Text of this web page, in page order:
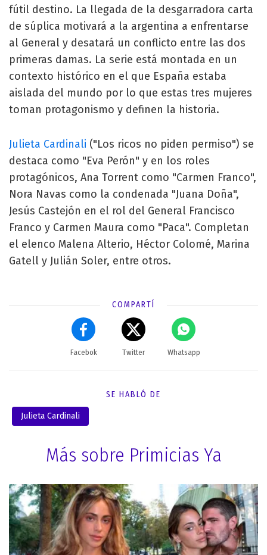
fútil destino. La llegada de la desgarradora carta
de súplica motivará a la argentina a enfrentarse
al General y desatará un conflicto entre las dos
primeras damas. La serie está montada en un
contexto histórico en el que España estaba
aislada del mundo por lo que estas tres mujeres
toman protagonismo y definen la historia.
Julieta Cardinali ("Los ricos no piden permiso") se
destaca como "Eva Perón" y en los roles
protagónicos, Ana Torrent como "Carmen Franco",
Nora Navas como la condenada "Juana Doña",
Jesús Castejón en el rol del General Francisco
Franco y Carmen Maura como "Paca". Completan
el elenco Malena Alterio, Héctor Colomé, Marina
Gatell y Julián Soler, entre otros.
COMPARTÍ
Facebok Twitter Whatsapp
SE HABLÓ DE
Julieta Cardinali
Más sobre Primicias Ya